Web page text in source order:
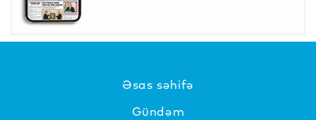
Əsas səhifə
Gündəm